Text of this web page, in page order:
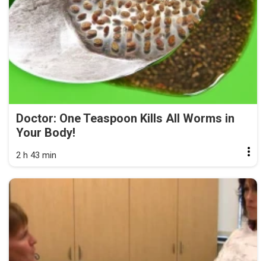
Doctor: One Teaspoon Kills All Worms in
Your Body!
2 h 43 min